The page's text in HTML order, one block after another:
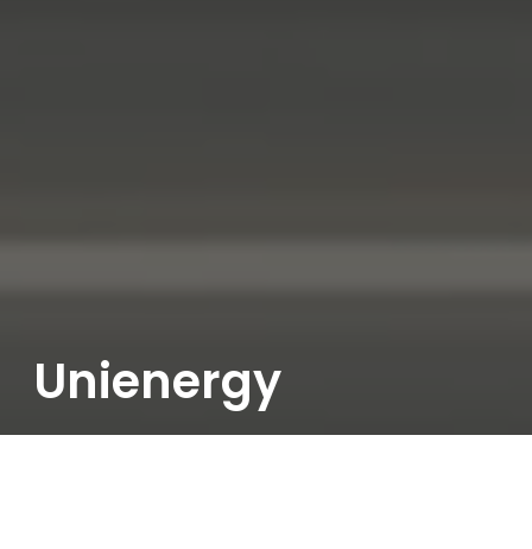
Unienergy